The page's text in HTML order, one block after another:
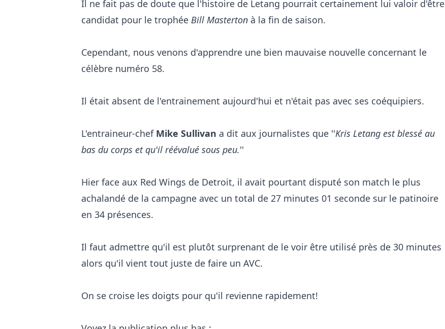
Il ne fait pas de doute que l'histoire de Letang pourrait certainement lui valoir d'être
candidat pour le trophée Bill Masterton à la fin de saison.
Cependant, nous venons d'apprendre une bien mauvaise nouvelle concernant le
célèbre numéro 58.
Il était absent de l'entrainement aujourd'hui et n'était pas avec ses coéquipiers.
L'entraineur-chef Mike Sullivan a dit aux journalistes que ''Kris Letang est blessé au
bas du corps et qu'il réévalué sous peu.''
Hier face aux Red Wings de Detroit, il avait pourtant disputé son match le plus
achalandé de la campagne avec un total de 27 minutes 01 seconde sur le patinoire
en 34 présences.
Il faut admettre qu'il est plutôt surprenant de le voir être utilisé près de 30 minutes
alors qu'il vient tout juste de faire un AVC.
On se croise les doigts pour qu'il revienne rapidement!